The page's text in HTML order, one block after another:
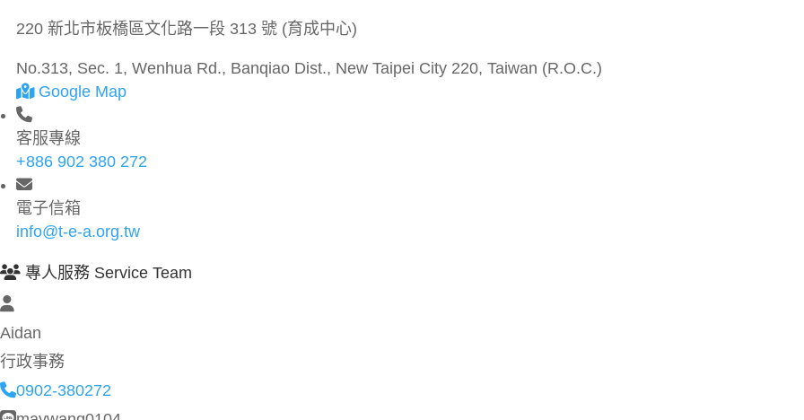
220 新北市板橋區文化路一段 313 號 (育成中心)
No.313, Sec. 1, Wenhua Rd., Banqiao Dist., New Taipei City 220, Taiwan (R.O.C.)
Google Map
客服專線
+886 902 380 272
電子信箱
info@t-e-a.org.tw
專人服務 Service Team
Aidan
行政事務
0902-380272